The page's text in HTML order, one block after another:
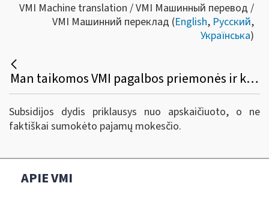
VMI Machine translation / VMI Машинный перевод /
VMI Машинний переклад (English, Русский,
Українська)
Man taikomos VMI pagalbos priemonės ir kol kas nesu sumokėjęs gyventojų pajamų mokesčio už 2019 m., apskaičiuoto nuo mano individualios veiklos pajamų. Jį be delspinigių galiu sumokėti iki birželio 30 d. Ar subsidija bus apskaičiuota atsižvelgiant į apskaičiuotą, bet nesumokėtą pajamų mokestį? Ar galėsiu gauti tik 100 Eur, kadangi nesu sumokėjęs pajamų mokesčio už 2019 m.?
Subsidijos dydis priklausys nuo apskaičiuoto, o ne
faktiškai sumokėto pajamų mokesčio.
APIE VMI